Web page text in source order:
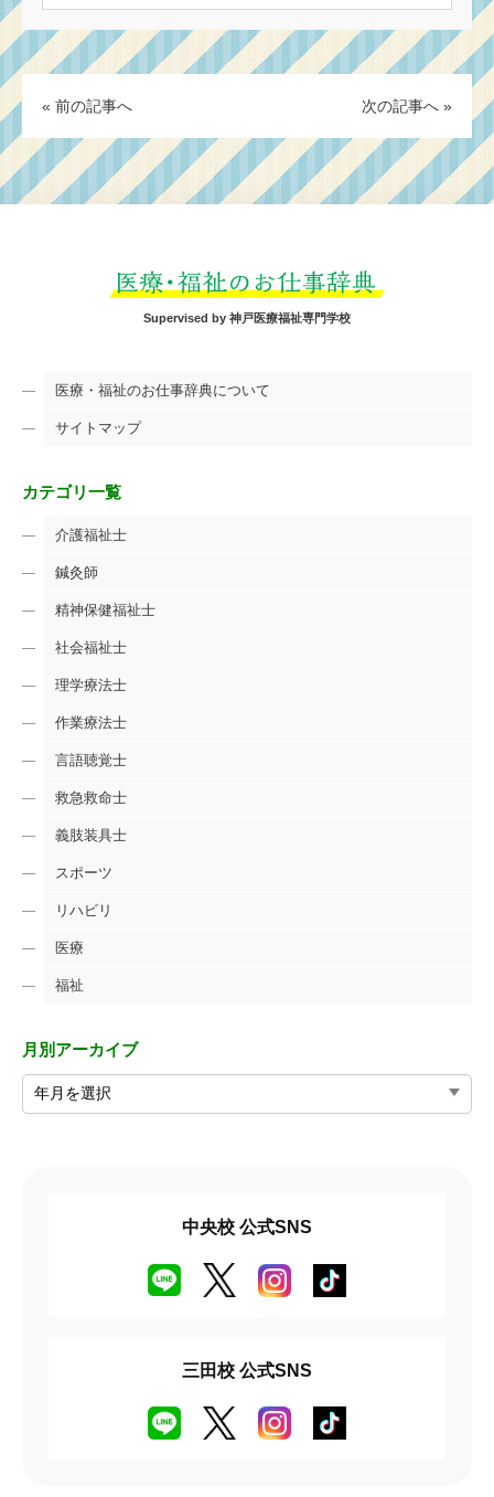
« 前の記事へ 次の記事へ »
Supervised by 神戸医療福祉専門学校
医療・福祉のお仕事辞典について
サイトマップ
カテゴリ一覧
介護福祉士
鍼灸師
精神保健福祉士
社会福祉士
理学療法士
作業療法士
言語聴覚士
救急救命士
義肢装具士
スポーツ
リハビリ
医療
福祉
月別アーカイブ
中央校 公式SNS
三田校 公式SNS